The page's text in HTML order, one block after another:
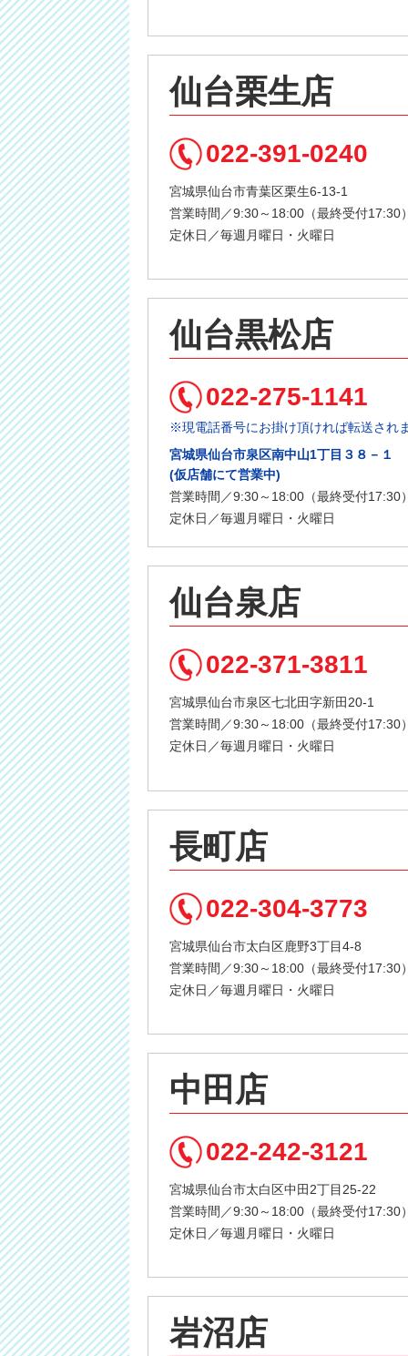
仙台栗生店
022-391-0240
宮城県仙台市青葉区栗生6-13-1
営業時間／9:30～18:00（最終受付17:30
定休日／毎週月曜日・火曜日
仙台黒松店
022-275-1141
※現電話番号にお掛け頂ければ転送され
宮城県仙台市泉区南中山1丁目３８－１
(仮店舗にて営業中)
営業時間／9:30～18:00（最終受付17:30
定休日／毎週月曜日・火曜日
仙台泉店
022-371-3811
宮城県仙台市泉区七北田字新田20-1
営業時間／9:30～18:00（最終受付17:30
定休日／毎週月曜日・火曜日
長町店
022-304-3773
宮城県仙台市太白区鹿野3丁目4-8
営業時間／9:30～18:00（最終受付17:30
定休日／毎週月曜日・火曜日
中田店
022-242-3121
宮城県仙台市太白区中田2丁目25-22
営業時間／9:30～18:00（最終受付17:30
定休日／毎週月曜日・火曜日
岩沼店